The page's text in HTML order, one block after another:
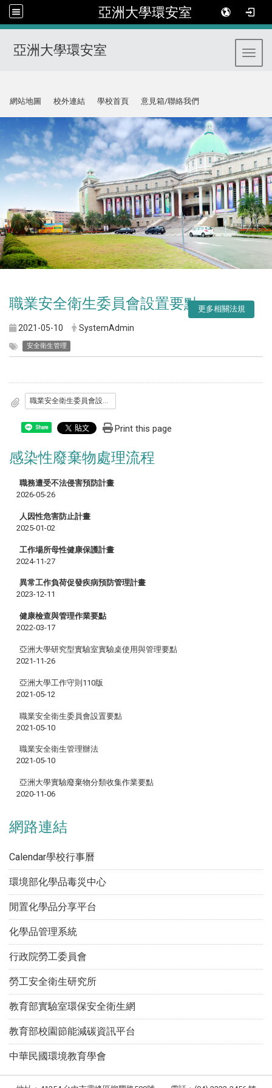
亞洲大學環安室
亞洲大學環安室
網站地圖
校外連結 學校首頁 意見箱/聯絡我們
職業安全衛生委員會設置要點
2021-05-10 SystemAdmin
安全衛生管理
職業安全衛生委員會設置要點
Share Print this page
感染性廢棄物處理流程
職務遭受不法侵害預防計畫
2026-05-26
人因性危害防止計畫
2025-01-02
工作場所母性健康保護計畫
2024-11-27
異常工作負荷促發疾病預防管理計畫
2023-12-11
健康檢查與管理作業要點
2022-03-17
亞洲大學研究型實驗室實驗桌使用與管理要點
2021-11-26
亞洲大學工作守則110版
2021-05-12
職業安全衛生委員會設置要點
2021-05-10
職業安全衛生管理辦法
2021-05-10
亞洲大學實驗廢棄物分類收集作業要點
2020-11-06
更多相關法規
網路連結
Calendar學校行事曆
環境部化學品毒災中心
閒置化學品分享平台
化學品管理系統
行政院勞工委員會
勞工安全衛生研究所
教育部實驗室環保安全衛生網
教育部校園節能減碳資訊平台
中華民國環境教育學會